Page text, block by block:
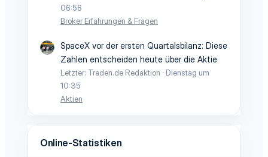
06:56
Broker Erfahrungen & Fragen
SpaceX vor der ersten Quartalsbilanz: Diese
Zahlen entscheiden heute über die Aktie
Letzter: Traden.de Redaktion
Dienstag um
10:35
Aktien
Online-Statistiken